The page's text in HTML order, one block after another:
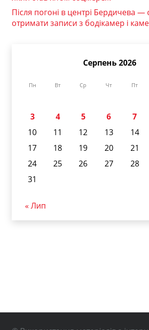
Після погоні в центрі Бердичева —
отримати записи з бодікамер і
Серпень 2026
Пн Вт Ср Чт Пт
3
4 5 6 7
10
11 12 13 14
17
18 19 20 21
24
25 26 27 28
31
« Лип